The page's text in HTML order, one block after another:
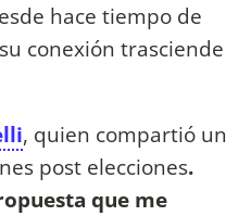
hace tiempo de
conexión trasciende
, quien compartió un
post elecciones.
que me